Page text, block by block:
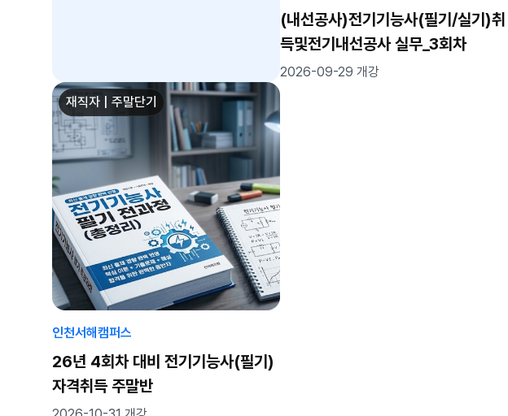
(내선공사)전기기능사(필기/실기)취
득및전기내선공사 실무_3회차
2026-09-29 개강
재직자 | 주말단기
인천서해캠퍼스
26년 4회차 대비 전기기능사(필기)
자격취득 주말반